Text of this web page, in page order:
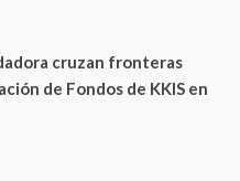
cruzan fronteras
de Fondos de KKIS en